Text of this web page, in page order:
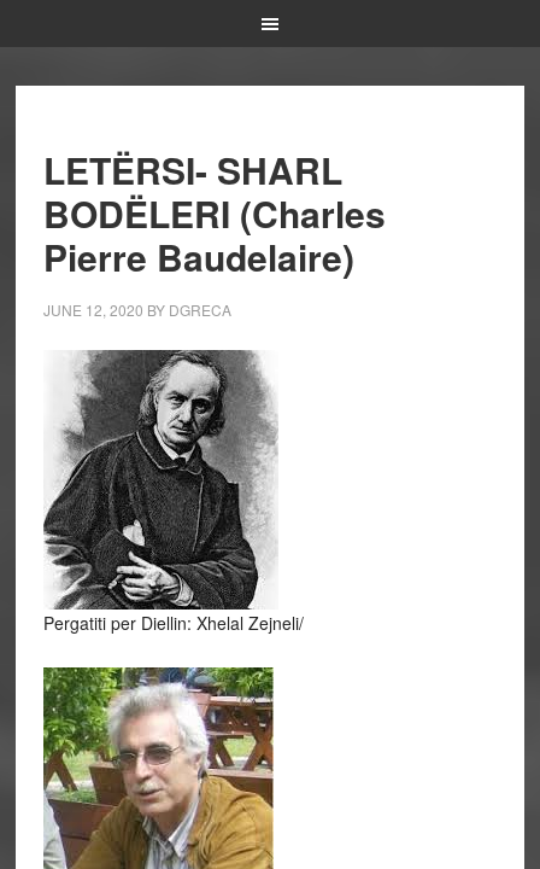
LETËRSI- SHARL
BODËLERI (Charles
Pierre Baudelaire)
JUNE 12, 2020 BY DGRECA
Pergatiti per Diellin: Xhelal Zejneli/